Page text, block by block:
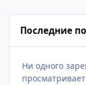
Последние
Ни одного